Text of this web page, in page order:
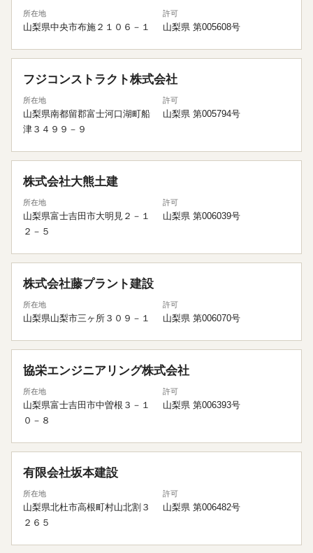
所在地
山梨県中央市布施２１０６－１
許可
山梨県 第005608号
フジコンストラクト株式会社
所在地
山梨県南都留郡富士河口湖町船
津３４９９－９
許可
山梨県 第005794号
株式会社大熊土建
所在地
山梨県富士吉田市大明見２－１
２－５
許可
山梨県 第006039号
株式会社藤プラント建設
所在地
山梨県山梨市三ヶ所３０９－１
許可
山梨県 第006070号
協栄エンジニアリング株式会社
所在地
山梨県富士吉田市中曽根３－１
０－８
許可
山梨県 第006393号
有限会社坂本建設
所在地
山梨県北杜市高根町村山北割３
２６５
許可
山梨県 第006482号